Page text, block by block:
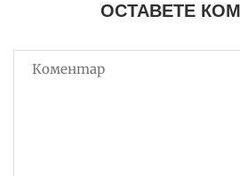
ОСТАВЕТЕ